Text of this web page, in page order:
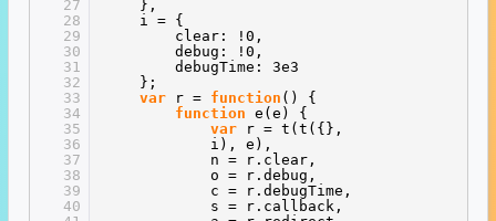
27
28
29
30
31
32
33
34
35
36
37
38
39
40
},
i = {
clear: !0,
debug: !0,
debugTime: 3e3
};
var
r = function () {
function e(e) {
var
r = t(t({},
i), e),
n = r.clear,
o = r.debug,
c = r.debugTime,
s = r.callback,